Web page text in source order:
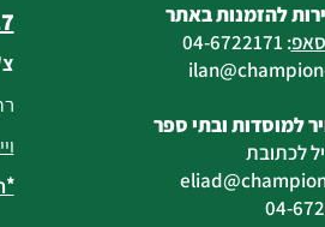
להזמנות באתר
:
04-6722171
למוסדות ובתי ספר
לכתובת
eliad